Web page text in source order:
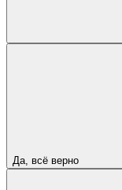
Да, всё верно